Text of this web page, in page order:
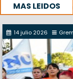
MAS LEIDOS
del albergue
del
14 julio 2026